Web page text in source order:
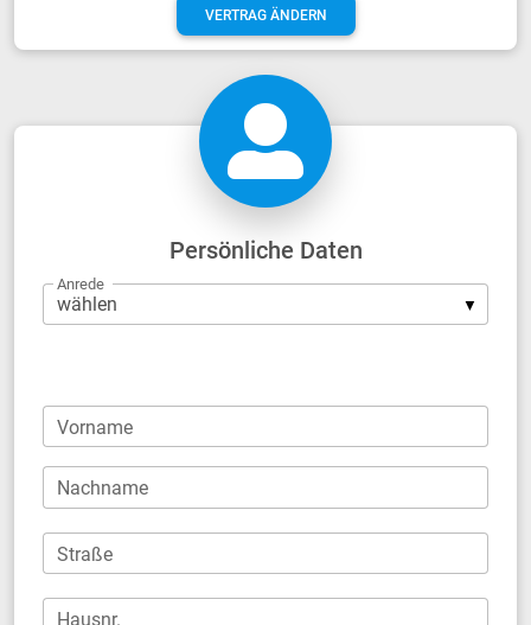
VERTRAG ÄNDERN
Persönliche Daten
Anrede
Vorname
Nachname
Straße
Hausnr.